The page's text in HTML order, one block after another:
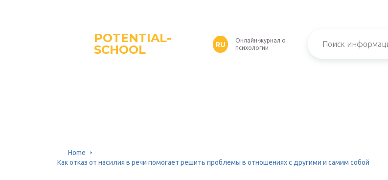
POTENTIAL-
SCHOOL
RU
Онлайн-журнал о
психологии
Home
Как отказ от насилия в речи помогает решить проблемы в отношениях с другими и самим собой